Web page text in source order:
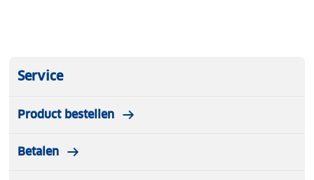
Service
Product bestellen
Betalen